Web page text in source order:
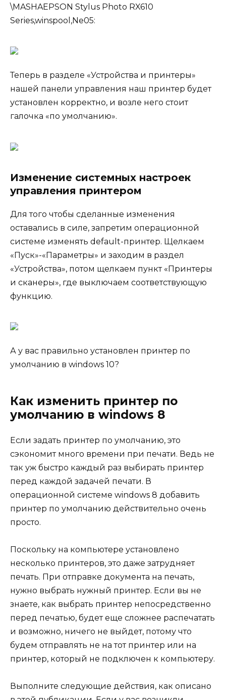
\MASHAEPSON Stylus Photo RX610
Series,winspool,Ne05:
Теперь в разделе «Устройства и принтеры»
нашей панели управления наш принтер будет
установлен корректно, и возле него стоит
галочка «по умолчанию».
Изменение системных настроек
управления принтером
Для того чтобы сделанные изменения
оставались в силе, запретим операционной
системе изменять default-принтер. Щелкаем
«Пуск»-«Параметры» и заходим в раздел
«Устройства», потом щелкаем пункт «Принтеры
и сканеры», где выключаем соответствующую
функцию.
А у вас правильно установлен принтер по
умолчанию в windows 10?
Как изменить принтер по
умолчанию в windows 8
Если задать принтер по умолчанию, это
сэкономит много времени при печати. Ведь не
так уж быстро каждый раз выбирать принтер
перед каждой задачей печати. В
операционной системе windows 8 добавить
принтер по умолчанию действительно очень
просто.
Поскольку на компьютере установлено
несколько принтеров, это даже затрудняет
печать. При отправке документа на печать,
нужно выбрать нужный принтер. Если вы не
знаете, как выбрать принтер непосредственно
перед печатью, будет еще сложнее распечатать
и возможно, ничего не выйдет, потому что
будем отправлять не на тот принтер или на
принтер, который не подключен к компьютеру.
Выполните следующие действия, как описано